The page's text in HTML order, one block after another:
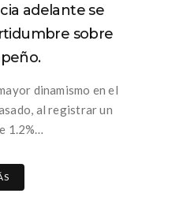
adelante se
sobre
dinamismo en el
al registrar un
1.2%…